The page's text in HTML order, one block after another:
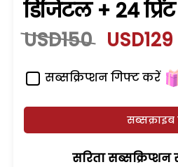
डिजिटल + 24
USD150 USD129
सब्सक्रिप्शन गिफ्ट करें
सरिता